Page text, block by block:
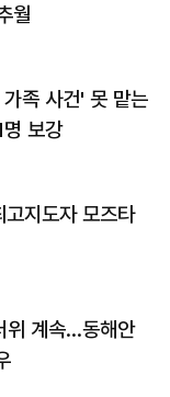
월
족 사건' 못 맡는
보강
지도자 모즈타
위 계속…동해안